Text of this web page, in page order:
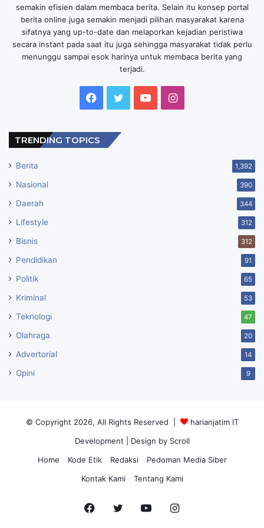
kisah ini ke dalam format teater musikal oleh Jakarta
Movin bukan hanya sebuah pencapaian artistik, tapi juga
strategi yang baik dalam memperluas akses dan minat
terhadap seni pertunjukan, terutama bagi mereka yang
mungkin baru pertama kali menyaksikan teater musikal di
yang menyenangkan untuk keluarga dan pengisi liburan
sekolah yang berkesan, tetapi juga menjadi pintu masuk
dunia seni pertunjukan,” ujar Billy Gamaliel, Program
semakin efisien dalam membaca berita. Selain itu konsep portal
berita online juga semakin menjadi pilihan masyarakat karena
sifatnya yang up-to-date dan melaporkan kejadian peristiwa
secara instant pada saat itu juga sehingga masyarakat tidak perlu
menunggu sampai esok harinya untuk membaca berita yang
terjadi.
Facebook
TwitterYouTubeInstagram
TRENDING TOPICS
Berita 1,392
Nasional 390
Daerah 344
Lifestyle 312
Bisnis 312
Pendidikan 91
Politik 65
Kriminal 53
Teknologi 47
Olahraga 20
Advertorial 14
Opini 9
© Copyright 2026, All Rights Reserved |
harianjatim IT
Development
| Design by Scroll
Home
Kode Etik Redaksi
Pedoman Media Siber
Kontak Kami
Tentang Kami
Facebook
TwitterYouTubeInstagram